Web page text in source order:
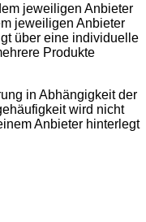
jeweiligen Anbieter
jeweiligen Anbieter
über eine individuelle
Produkte
in Abhängigkeit der
wird nicht
Anbieter hinterlegt